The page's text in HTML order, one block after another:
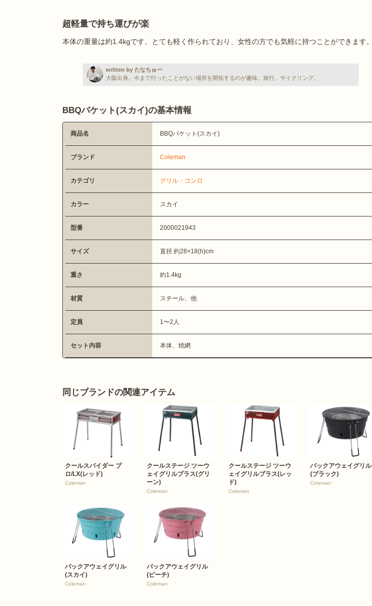
超軽量で持ち運びが楽
本体の重量は約1.4kgです。とても軽く作られており、女性の方でも気軽に持つことができます。
written by たなちゅー
大阪出身。今まで行ったことがない場所を開拓するのが趣味。旅行、サイクリング。
BBQバケット(スカイ)の基本情報
商品名 BBQバケット(スカイ)
ブランド Coleman
カテゴリ グリル・コンロ
カラー スカイ
型番 2000021943
サイズ 直径 約28×18(h)cm
重さ 約1.4kg
材質 スチール、他
定員 1〜2人
セット内容 本体、焼網
同じブランドの関連アイテム
クールスパイダー プ
ロ/LX(レッド)
Coleman
クールステージ ツーウ
ェイグリルプラス(グリ
ーン)
Coleman
クールステージ ツーウ
ェイグリルプラス(レッ
ド)
Coleman
パックアウェイグリル
(ブラック)
Coleman
パックアウェイグリル
(スカイ)
Coleman
パックアウェイグリル
(ピーチ)
Coleman